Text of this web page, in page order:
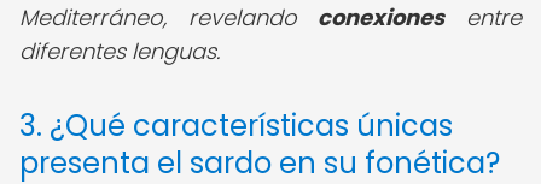
Mediterráneo, revelando conexionesentre
diferentes lenguas.
3. ¿Qué características únicas
presenta el sardo en su fonética?